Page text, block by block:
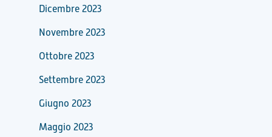
Dicembre 2023
Novembre 2023
Ottobre 2023
Settembre 2023
Giugno 2023
Maggio 2023